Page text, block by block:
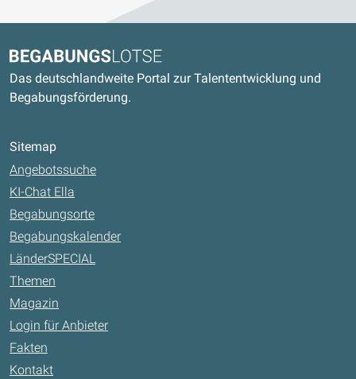
Begabungslotse
Das deutschlandweite Portal zur Talententwicklung und
Begabungsförderung.
Sitemap
Angebotssuche
KI-Chat Ella
Begabungsorte
Begabungskalender
LänderSPECIAL
Themen
Magazin
Login für Anbieter
Fakten
Kontakt